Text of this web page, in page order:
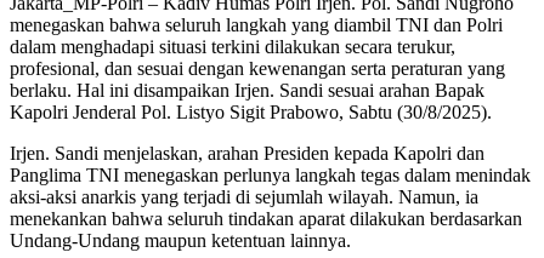
menegaskan bahwa seluruh langkah yang diambil TNI dan Polri
dalam menghadapi situasi terkini dilakukan secara terukur,
profesional, dan sesuai dengan kewenangan serta peraturan yang
berlaku. Hal ini disampaikan Irjen. Sandi sesuai arahan Bapak
Kapolri Jenderal Pol. Listyo Sigit Prabowo, Sabtu (30/8/2025).
Irjen. Sandi menjelaskan, arahan Presiden kepada Kapolri dan
Panglima TNI menegaskan perlunya langkah tegas dalam menindak
aksi-aksi anarkis yang terjadi di sejumlah wilayah. Namun, ia
menekankan bahwa seluruh tindakan aparat dilakukan berdasarkan
Undang-Undang maupun ketentuan lainnya.